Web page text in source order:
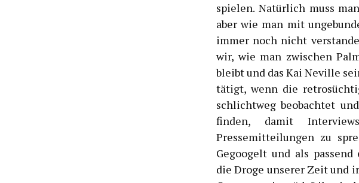
spielen. Natürlich muss
aber wie man mit
immer noch nicht
wir, wie man zwischen
bleibt und das Kai Neville
tätigt, wenn die
schlichtweg beobachtet
finden, damit
Pressemitteilungen zu
Gegoogelt und als
die Droge unserer Zeit und